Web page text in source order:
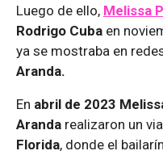
Luego de ello, Melissa
Rodrigo Cuba en
ya se mostraba en
Aranda.
En abril de 2023
Aranda realizaron un
Florida, donde el